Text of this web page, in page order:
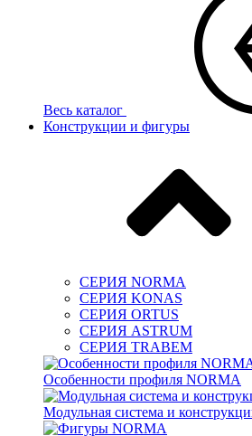
Весь каталог
Конструкции и фигуры
СЕРИЯ NORMA
СЕРИЯ KONAS
СЕРИЯ ORTUS
СЕРИЯ ASTRUM
СЕРИЯ TRABEM
Особенности профиля NORMA
Модульная система и